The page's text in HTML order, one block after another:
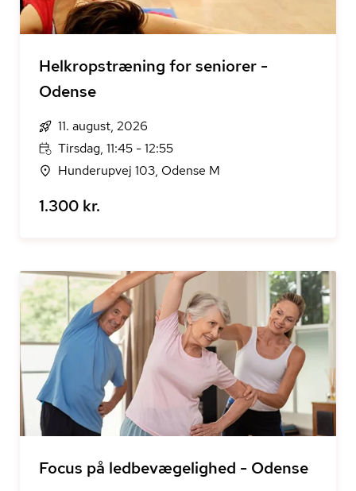
Helkropstræning for seniorer -
Odense
11. august, 2026
Tirsdag, 11:45 - 12:55
Hunderupvej 103, Odense M
1.300 kr.
Focus på ledbevægelighed - Odense